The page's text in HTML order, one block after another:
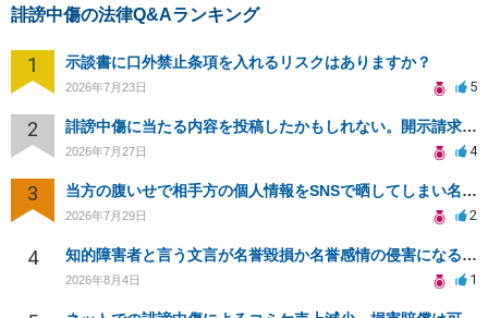
誹謗中傷の法律Q&Aランキング
1 示談書に口外禁止条項を入れるリスクはありますか？
2026年7月23日 5
2 誹謗中傷に当たる内容を投稿したかもしれない。開示請求や民事刑事裁判に発展しうるのか教えて欲しい。
2026年7月27日 4
3 当方の腹いせで相手方の個人情報をSNSで晒してしまい名誉毀損させてしまったかもしれない
2026年7月29日 2
4 知的障害者と言う文言が名誉毀損か名誉感情の侵害になるか教えてほしい。
2026年8月4日 1